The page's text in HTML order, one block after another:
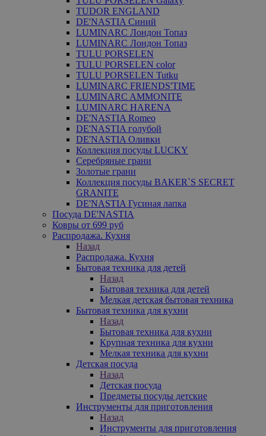
TUDOR ENGLAND
DE'NASTIA Синий
LUMINARC Лондон Топаз
LUMINARC Лондон Топаз
TULU PORSELEN
TULU PORSELEN color
TULU PORSELEN Tutku
LUMINARC FRIENDS'TIME
LUMINARC AMMONITE
LUMINARC HARENA
DE'NASTIA Romeo
DE'NASTIA голубой
DE'NASTIA Оливки
Коллекция посуды LUCKY
Серебряные грани
Золотые грани
Коллекция посуды BAKER`S SECRET
GRANITE
DE'NASTIA Гусиная лапка
Посуда DE'NASTIA
Ковры от 699 руб
Распродажа. Кухня
Назад
Распродажа. Кухня
Бытовая техника для детей
Назад
Бытовая техника для детей
Мелкая детская бытовая техника
Бытовая техника для кухни
Назад
Бытовая техника для кухни
Крупная техника для кухни
Мелкая техника для кухни
Детская посуда
Назад
Детская посуда
Предметы посуды детские
Инструменты для приготовления
Назад
Инструменты для приготовления